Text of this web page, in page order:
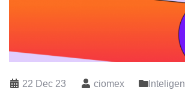
22 Dec 23 ciomex